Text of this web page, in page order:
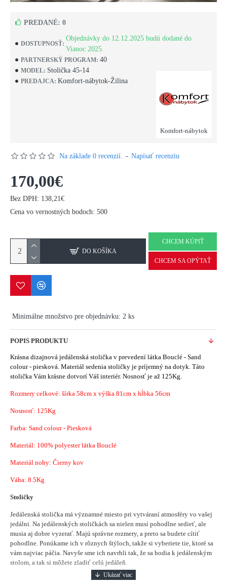
DOSTUPNOSŤ:
Objednávky do 12.12.2025 budú dodané do
Vianoc 2025.
PARTNERSKÝ PROGRAM: 40
MODEL: Stolička 45-14
PREDAJCA: Komfort-nábytok-Žilina
Komfort-nábytok
PREDANÉ: 0
Na základe 0 recenzií. - Napísať recenziu
170,00€
Bez DPH: 138,21€
Cena vo vernostných bodoch: 500
DO KOŠÍKA
CHCEM KÚPIŤ
CHCEM SA OPÝTAŤ
Minimálne množstvo pre objednávku: 2 ks
POPIS PRODUKTU
Krásna dizajnová jedálenská stolička v prevedení látka Bouclé - Sand
colour - piesková. Materiál sedenia stoličky je príjemný na dotyk. Táto
stolička Vám krásne dotvorí Váš interiér. Nosnosť je až 125Kg.
Rozmery celkové: šírka 58cm x výška 81cm x hĺbka 56cm
Nosnosť: 125Kg
Farba: Sand colour - Piesková
Materiál: 100% polyester látka Bouclé
Materiál nohy: Čierny kov
Váha: 8.5Kg
Stoličky
Jedálenská stolička má významné miesto pri vytváraní atmosféry vo vašej
jedálni. Na jedálenských stoličkách sa nielen musí pohodlne sedieť, ale
musia aj dobre vyzerať. Majú správne rozmery, a preto sa budete cítiť
pohodlne. Ponúkame ich v rôznych štýloch, takže si vyberiete tie, ktoré sa
vám najviac páčia. Navyše sme ich navrhli tak, že sa hodia k jedálenským
stolom, a tak si môžete zladiť celú jedáleň.